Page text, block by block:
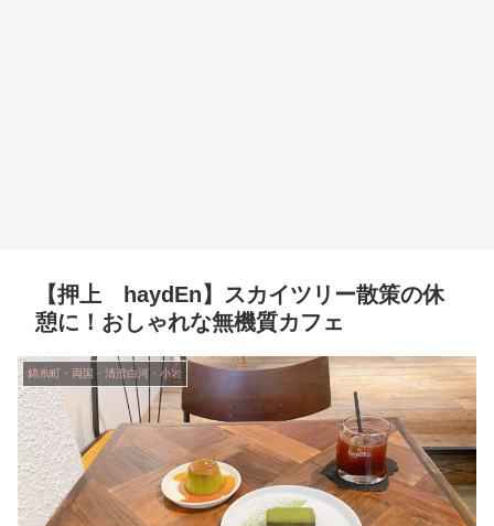
【押上 haydEn】スカイツリー散策の休
憩に！おしゃれな無機質カフェ
錦糸町・両国・清澄白河・小岩